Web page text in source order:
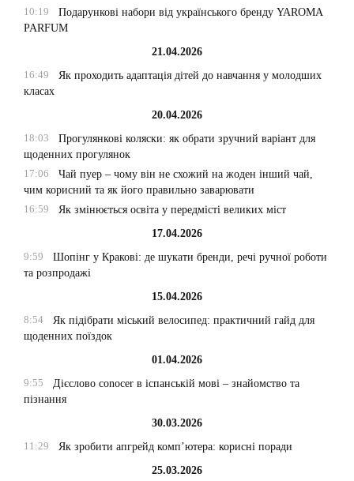
10:19
Подарункові набори від українського бренду YAROMA
PARFUM
21.04.2026
16:49
Як проходить адаптація дітей до навчання у молодших
класах
20.04.2026
18:03
Прогулянкові коляски: як обрати зручний варіант для
щоденних прогулянок
17:06
Чай пуер – чому він не схожий на жоден інший чай,
чим корисний та як його правильно заварювати
16:59
Як змінюється освіта у передмісті великих міст
17.04.2026
9:59
Шопінг у Кракові: де шукати бренди, речі ручної роботи
та розпродажі
15.04.2026
8:54
Як підібрати міський велосипед: практичний гайд для
щоденних поїздок
01.04.2026
9:55
Дієслово conocer в іспанській мові – знайомство та
пізнання
30.03.2026
11:29
Як зробити апгрейд комп’ютера: корисні поради
25.03.2026